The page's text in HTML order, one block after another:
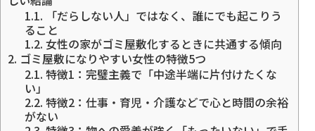
1.1. 「だらしない人」ではなく、誰にでも起こりう
ること
1.2. 女性の家がゴミ屋敷化するときに共通する傾向
2. ゴミ屋敷になりやすい女性の特徴5つ
2.1. 特徴1：完璧主義で「中途半端に片付けたくな
い」
2.2. 特徴2：仕事・育児・介護などで心と時間の余裕
がない